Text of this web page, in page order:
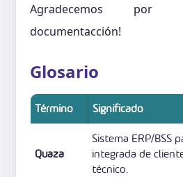
Agradecemos por
documentacción!
Glosario
Término Significado
Quaza
Sistema ERP/BSS
integrada de
técnico.